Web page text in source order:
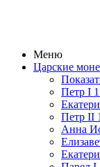
Меню
Царские
Петр I
Петр II
Анна